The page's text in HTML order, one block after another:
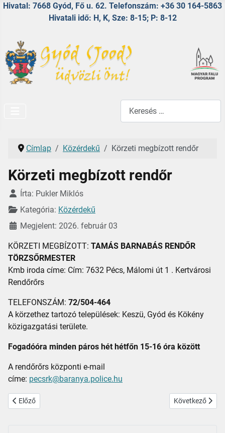
Hivatal: 7668 Gyód, Fő u. 62. Telefonszám: +36 30 164-5863
Hivatali idő: H, K, Sze: 8-15; P: 8-12
Címlap Közérdekű Körzeti megbízott rendőr
Körzeti megbízott rendőr
Részletek
Írta: Pukler Miklós
Kategória: Közérdekű
Megjelent: 2026. február 03
KÖRZETI MEGBÍZOTT: TAMÁS BARNABÁS RENDŐR
TÖRZSŐRMESTER
Kmb iroda címe: Cím: 7632 Pécs, Málomi út 1 . Kertvárosi
Rendőrőrs
TELEFONSZÁM: 72/504-464
A körzethez tartozó települések: Keszü, Gyód és Kökény
közigazgatási területe.
Fogadóóra minden páros hét hétfőn 15-16 óra között
A rendőrőrs központi e-mail
címe: pecsrk@baranya.police.hu
Előző cikk: Az OMSZ alapellátási ügyeleti rendszere
Előző Következő cikk:
Következő